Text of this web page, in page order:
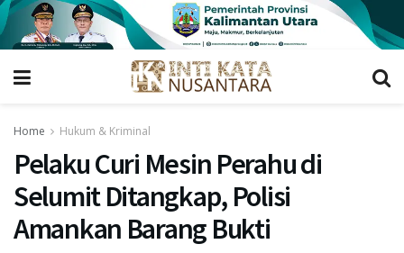
Home Hukum & Kriminal
Pelaku Curi Mesin Perahu di
Selumit Ditangkap, Polisi
Amankan Barang Bukti